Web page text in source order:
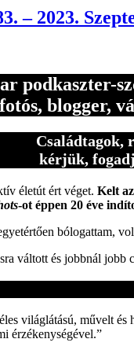
– 2023.
podkaszter-
blogger,
Családtagok,
kérjük,
életút ért véget. Kelt
-ot éppen 20 éve
bólogattam,
váltott és jobbnál jobb
világlátású, művelt
érzékenységével.”